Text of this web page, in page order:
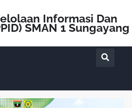
Informasi Dan
SMAN 1 Sungayang